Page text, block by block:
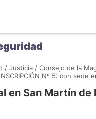
/ Justicia / Consejo de la
Nº 5: con sede
en San Martí­n de